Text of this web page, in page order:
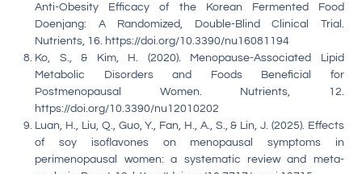
Anti-Obesity Efficacy of the Korean Fermented Food
Doenjang: A Randomized, Double-Blind Clinical Trial.
Nutrients, 16. https://doi.org/10.3390/nu16081194
Ko, S., & Kim, H. (2020). Menopause-Associated Lipid
Metabolic Disorders and Foods Beneficial for
Postmenopausal Women. Nutrients, 12.
https://doi.org/10.3390/nu12010202
Luan, H., Liu, Q., Guo, Y., Fan, H., A., S., & Lin, J. (2025). Effects
of soy isoflavones on menopausal symptoms in
perimenopausal women: a systematic review and meta-